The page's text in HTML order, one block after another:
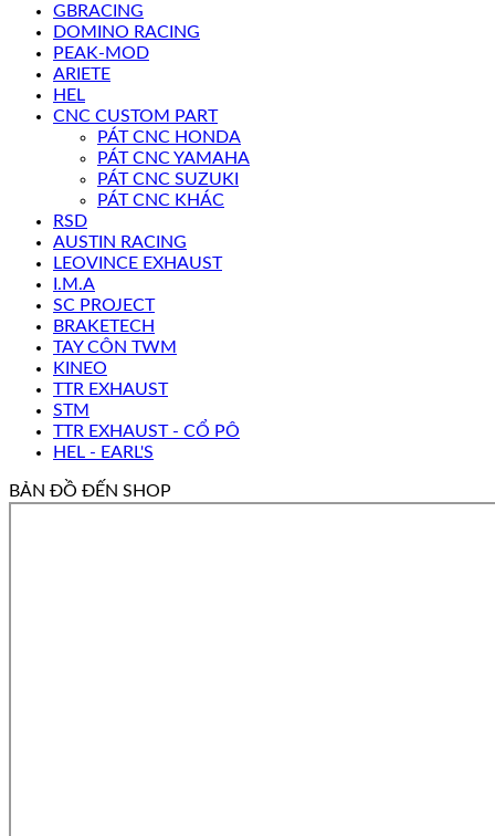
GBRACING
DOMINO RACING
PEAK-MOD
ARIETE
HEL
CNC CUSTOM PART
PÁT CNC HONDA
PÁT CNC YAMAHA
PÁT CNC SUZUKI
PÁT CNC KHÁC
RSD
AUSTIN RACING
LEOVINCE EXHAUST
I.M.A
SC PROJECT
BRAKETECH
TAY CÔN TWM
KINEO
TTR EXHAUST
STM
TTR EXHAUST - CỔ PÔ
HEL - EARL'S
BẢN ĐỒ ĐẾN SHOP